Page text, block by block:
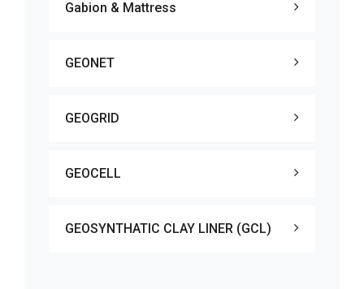
Gabion & Mattress
GEONET
GEOGRID
GEOCELL
GEOSYNTHATIC CLAY LINER (GCL)